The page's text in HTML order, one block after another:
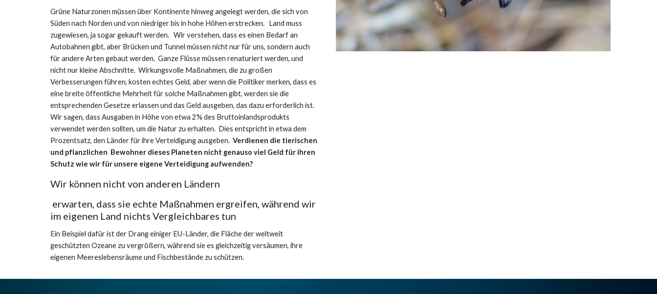
Grüne Naturzonen müssen über Kontinente hinweg angelegt werden, die sich von
Süden nach Norden und von niedriger bis in hohe Höhen erstrecken.   Land muss
zugewiesen, ja sogar gekauft werden.   Wir verstehen, dass es einen Bedarf an
Autobahnen gibt, aber Brücken und Tunnel müssen nicht nur für uns, sondern auch
für andere Arten gebaut werden.  Ganze Flüsse müssen renaturiert werden, und
nicht nur kleine Abschnitte.  Wirkungsvolle Maßnahmen, die zu großen
Verbesserungen führen, kosten echtes Geld, aber wenn die Politiker merken, dass es
eine breite öffentliche Mehrheit für solche Maßnahmen gibt, werden sie die
entsprechenden Gesetze erlassen und das Geld ausgeben, das dazu erforderlich ist.
Wir sagen, dass Ausgaben in Höhe von etwa 2% des Bruttoinlandsprodukts
verwendet werden sollten, um die Natur zu erhalten.  Dies entspricht in etwa dem
Prozentsatz, den Länder für ihre Verteidigung ausgeben. Verdienen die tierischen
und pflanzlichen  Bewohner dieses Planeten nicht genauso viel Geld für ihren
Schutz wie wir für unsere eigene Verteidigung aufwenden?
Wir können nicht von anderen Ländern
erwarten, dass sie echte Maßnahmen ergreifen, während wir
im eigenen Land nichts Vergleichbares tun
Ein Beispiel dafür ist der Drang einiger EU-Länder, die Fläche der weltweit
geschützten Ozeane zu vergrößern, während sie es gleichzeitig versäumen, ihre
eigenen Meereslebensräume und Fischbestände zu schützen.